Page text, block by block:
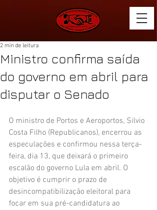
Ministro confirma saída
do governo em abril para
disputar o Senado
2 min de leitura
O ministro de Portos e Aeroportos, Silvio
Costa Filho (Republicanos), encerrou as
especulações e confirmou nessa terça-
feira, dia 13, que deixará o primeiro
escalão do governo Lula em abril. O
objetivo é cumprir o prazo de
desincompatibilização eleitoral para
focar em sua pré-candidatura ao